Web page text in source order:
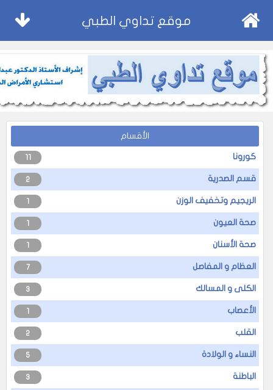
موقع تداوي الطبي
الأقسام
كورونا 11
قسم الصدرية 2
الريجيم وتخفيف الوزن 1
صحة العيون 1
صحة الأسنان 1
العظام و المفاصل 7
الكلى و المسالك 3
الأعصاب 1
القلب 2
النساء و الولادة 5
الباطنة 3